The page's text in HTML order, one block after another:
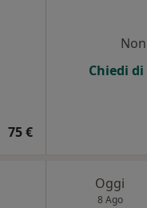
75 €
Chiedi
Oggi
8 Ago